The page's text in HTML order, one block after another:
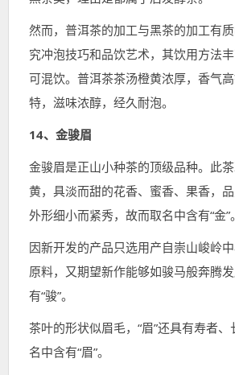
然而，普洱茶的加工与黑茶的加工有
究冲泡技巧和品饮艺术，其饮用方法
可混饮。普洱茶茶汤橙黄浓厚，香气
特，滋味浓醇，经久耐泡。
14、金骏眉
金骏眉是正山小种茶的顶级品种。此
黄，具淡而甜的花香、蜜香、果香，
外形细小而紧秀，故而取名中含有“金”。
因新开发的产品只选用产自崇山峻岭
原料，又期望新作能够如骏马般奔腾
有“骏”。
茶叶的形状似眉毛，“眉”还具有寿者
名中含有“眉”。